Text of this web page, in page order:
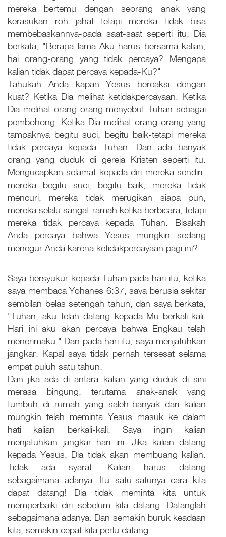
mereka bertemu dengan seorang anak yang
kerasukan roh jahat tetapi mereka tidak bisa
membebaskannya-pada saat-saat seperti itu, Dia
berkata, "Berapa lama Aku harus bersama kalian,
hai orang-orang yang tidak percaya? Mengapa
kalian tidak dapat percaya kepada-Ku?"
Tahukah Anda kapan Yesus bereaksi dengan
kuat? Ketika Dia melihat ketidakpercayaan. Ketika
Dia melihat orang-orang menyebut Tuhan sebagai
pembohong. Ketika Dia melihat orang-orang yang
tampaknya begitu suci, begitu baik-tetapi mereka
tidak percaya kepada Tuhan. Dan ada banyak
orang yang duduk di gereja Kristen seperti itu.
Mengucapkan selamat kepada diri mereka sendiri-
mereka begitu suci, begitu baik, mereka tidak
mencuri, mereka tidak merugikan siapa pun,
mereka selalu sangat ramah ketika berbicara, tetapi
mereka tidak percaya kepada Tuhan. Bisakah
Anda percaya bahwa Yesus mungkin sedang
menegur Anda karena ketidakpercayaan pagi ini?
Saya bersyukur kepada Tuhan pada hari itu, ketika
saya membaca Yohanes 6:37, saya berusia sekitar
sembilan belas setengah tahun, dan saya berkata,
"Tuhan, aku telah datang kepada-Mu berkali-kali.
Hari ini aku akan percaya bahwa Engkau telah
menerimaku." Dan pada hari itu, saya menjatuhkan
jangkar. Kapal saya tidak pernah tersesat selama
empat puluh satu tahun.
Dan jika ada di antara kalian yang duduk di sini
merasa bingung, terutama anak-anak yang
tumbuh di rumah yang saleh-banyak dari kalian
mungkin telah meminta Yesus masuk ke dalam
hati kalian berkali-kali. Saya ingin kalian
menjatuhkan jangkar hari ini. Jika kalian datang
kepada Yesus, Dia tidak akan membuang kalian.
Tidak ada syarat. Kalian harus datang
sebagaimana adanya. Itu satu-satunya cara kita
dapat datang! Dia tidak meminta kita untuk
memperbaiki diri sebelum kita datang. Datanglah
sebagaimana adanya. Dan semakin buruk keadaan
kita, semakin cepat kita perlu datang.